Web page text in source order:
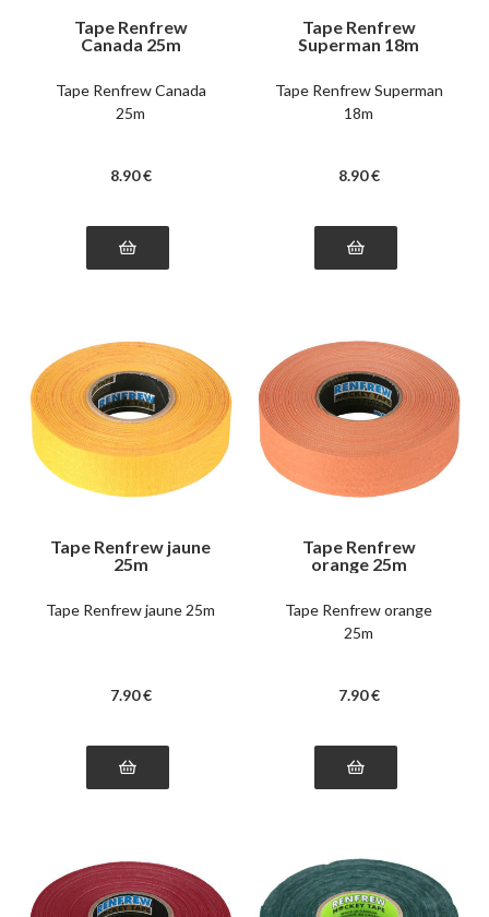
Tape Renfrew
Canada 25m
Tape Renfrew Canada
25m
8.90 €
Tape Renfrew
Superman 18m
Tape Renfrew Superman
18m
8.90 €
Tape Renfrew jaune
25m
Tape Renfrew jaune 25m
7.90 €
Tape Renfrew
orange 25m
Tape Renfrew orange
25m
7.90 €